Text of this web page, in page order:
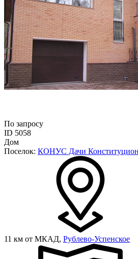
По запросу
ID 5058
Дом
Поселок: КОНУС Дачи
11 км от МКАД, Рублево-Успенское